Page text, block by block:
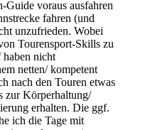
Guide voraus ausfahren
fahren (und
unzufrieden. Wobei
Tourensport-Skills zu
nicht
netten/ kompetent
nach den Touren etwas
zur Körperhaltung/
erhalten. Die ggf.
ich die Tage mit